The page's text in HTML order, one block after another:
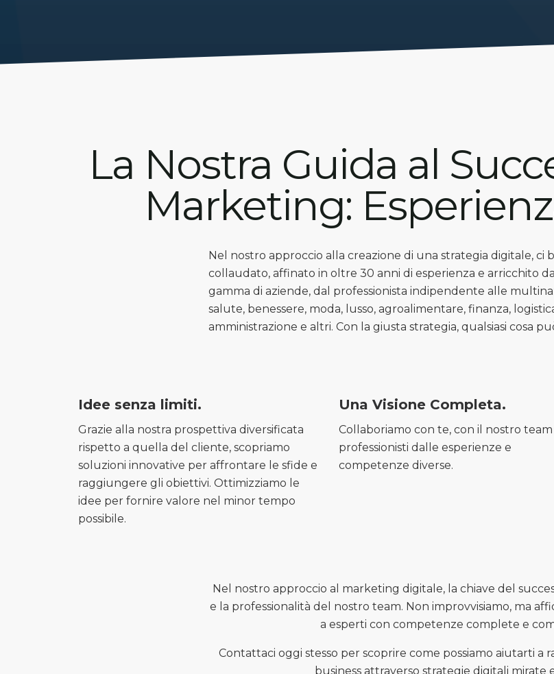
La Nostra Guida al
Marketing:
Nel nostro approccio alla creazione di una strategia digitale, ci
collaudato, affinato in oltre 30 anni di esperienza e arricchito
gamma di aziende, dal professionista indipendente alle
salute, benessere, moda, lusso, agroalimentare, finanza,
amministrazione e altri. Con la giusta strategia, qualsiasi cosa
Idee senza limiti.
Grazie alla nostra prospettiva diversificata
rispetto a quella del cliente, scopriamo
soluzioni innovative per affrontare le sfide e
raggiungere gli obiettivi. Ottimizziamo le
idee per fornire valore nel minor tempo
possibile.
Una Visione Completa.
Collaboriamo con te, con il nostro team
professionisti dalle esperienze e
competenze diverse.
Nel nostro approccio al marketing digitale, la chiave del
e la professionalità del nostro team. Non improvvisiamo, ma
a esperti con competenze complete e
Contattaci oggi stesso per scoprire come possiamo aiutarti a
business attraverso strategie digitali mirate